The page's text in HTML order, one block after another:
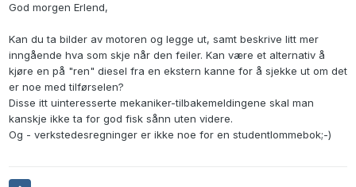
God morgen Erlend,
Kan du ta bilder av motoren og legge ut, samt beskrive litt mer
inngående hva som skje når den feiler. Kan være et alternativ å
kjøre en på "ren" diesel fra en ekstern kanne for å sjekke ut om det
er noe med tilførselen?
Disse itt uinteresserte mekaniker-tilbakemeldingene skal man
kanskje ikke ta for god fisk sånn uten videre.
Og - verkstedesregninger er ikke noe for en studentlommebok;-)